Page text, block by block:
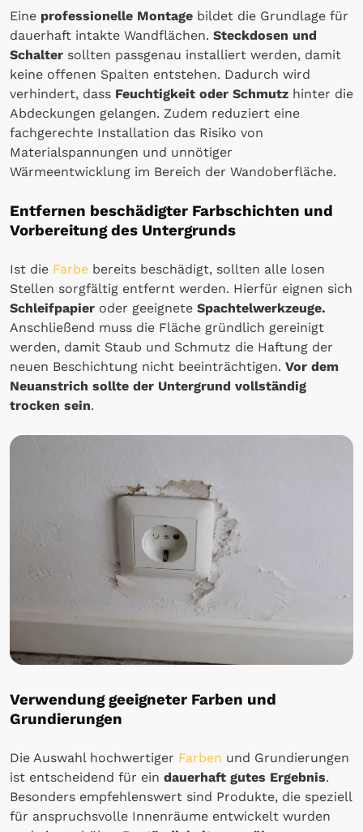
Eine professionelle Montage bildet die Grundlage für
dauerhaft intakte Wandflächen. Steckdosen und
Schalter sollten passgenau installiert werden, damit
keine offenen Spalten entstehen. Dadurch wird
verhindert, dass Feuchtigkeit oder Schmutz hinter die
Abdeckungen gelangen. Zudem reduziert eine
fachgerechte Installation das Risiko von
Materialspannungen und unnötiger
Wärmeentwicklung im Bereich der Wandoberfläche.
Entfernen beschädigter Farbschichten und
Vorbereitung des Untergrunds
Ist die Farbe bereits beschädigt, sollten alle losen
Stellen sorgfältig entfernt werden. Hierfür eignen sich
Schleifpapier oder geeignete Spachtelwerkzeuge.
Anschließend muss die Fläche gründlich gereinigt
werden, damit Staub und Schmutz die Haftung der
neuen Beschichtung nicht beeinträchtigen. Vor dem
Neuanstrich sollte der Untergrund vollständig
trocken sein.
Verwendung geeigneter Farben und
Grundierungen
Die Auswahl hochwertiger Farben und Grundierungen
ist entscheidend für ein dauerhaft gutes Ergebnis.
Besonders empfehlenswert sind Produkte, die speziell
für anspruchsvolle Innenräume entwickelt wurden